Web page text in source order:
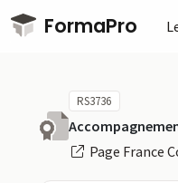
Passer au contenu principal
FormaPro
RS3736
Page France